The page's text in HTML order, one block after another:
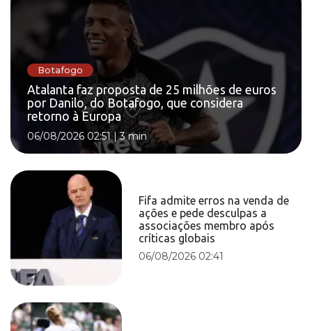
Botafogo
Atalanta faz proposta de 25 milhões de euros
por Danilo, do Botafogo, que considera
retorno à Europa
06/08/2026 02:51|3 min
Fifa admite erros na venda de
ações e pede desculpas a
associações membro após
críticas globais
06/08/2026 02:41